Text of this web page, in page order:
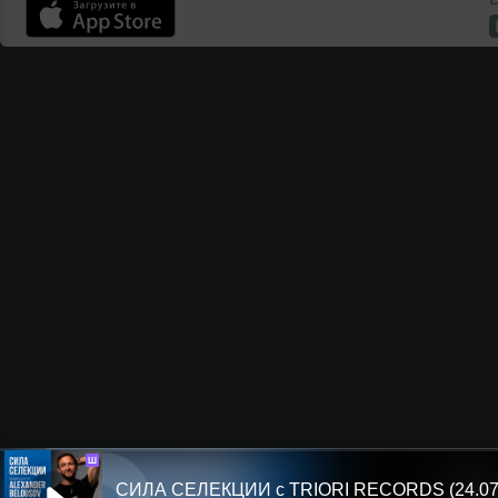
Ш
СИЛА СЕЛЕКЦИИ с TRIORI RECORDS